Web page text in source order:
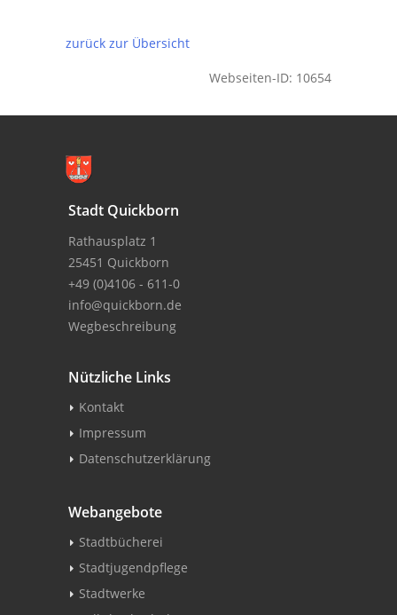
zurück zur Übersicht
Webseiten-ID: 10654
Stadt Quickborn
Rathausplatz 1
25451 Quickborn
+49 (0)4106 - 611-0
info@quickborn.de
Wegbeschreibung
Nützliche Links
Kontakt
Impressum
Datenschutzerklärung
Webangebote
Stadtbücherei
Stadtjugendpflege
Stadtwerke